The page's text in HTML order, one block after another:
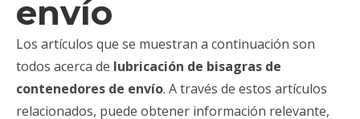
envío
Los artículos que se muestran a continuación son
todos acerca de lubricación de bisagras de
contenedores de envío. A través de estos artículos
relacionados, puede obtener información relevante,